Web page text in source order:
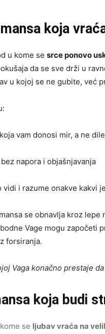
koja
u kome se srce ponovo
da se sve drži u
u kojoj se ne gubite, već
vam donosi mir, a ne
napora i objašnjavanja
vidi i razume onakve kakvi
se obnavlja kroz
Vage mogu započeti
forsiranja.
Vaga konačno prestaje
koja budi
se ljubav vraća na